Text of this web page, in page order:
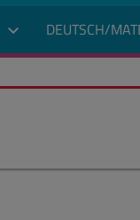
DEUTSCH/